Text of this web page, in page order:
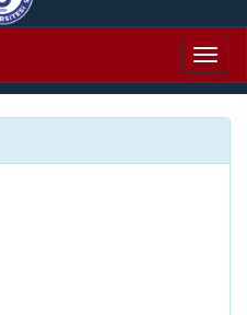
Menu